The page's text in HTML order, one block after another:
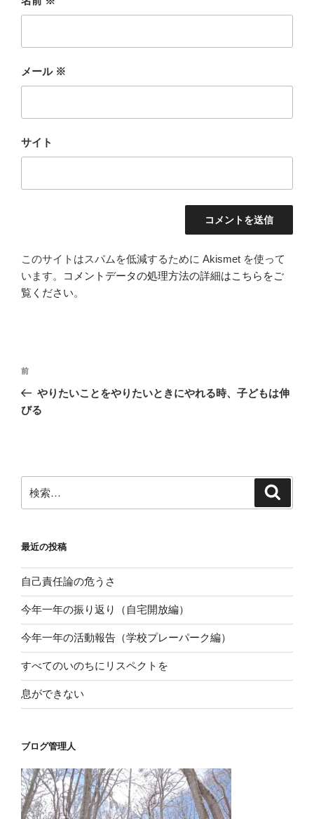
メール ※
サイト
このサイトはスパムを低減するために Akismet を使って
います。
コメントデータの処理方法の詳細はこちらをご
覧ください。
投
ナ
シ
ョ
前
の
投
前
やりたいことをやりたいときにやれる時、子どもは伸
びる
索:
最近の投稿
自己責任論の危うさ
今年一年の振り返り（自宅開放編）
今年一年の活動報告（学校プレーパーク編）
すべてのいのちにリスペクトを
息ができない
ブログ管理人